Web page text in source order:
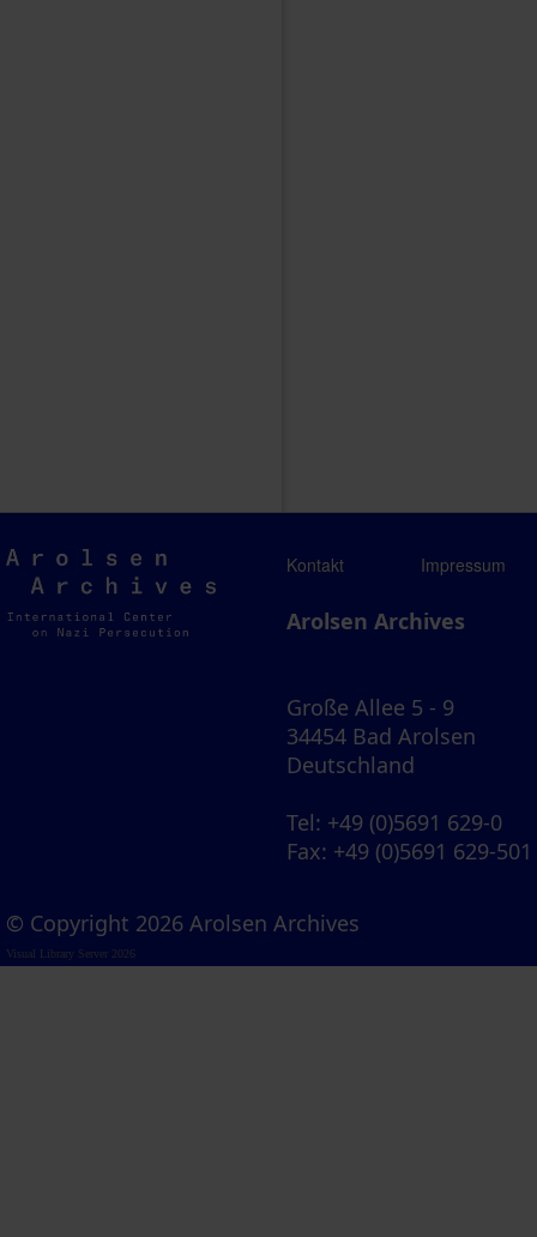
Arolsen
Archives
Kontakt Impressum
Arolsen Archives
Große Allee 5 - 9
34454 Bad Arolsen
Deutschland
Tel: +49 (0)5691 629-0
Fax: +49 (0)5691 629-501
© Copyright 2026 Arolsen Archives
Visual Library Server 2026